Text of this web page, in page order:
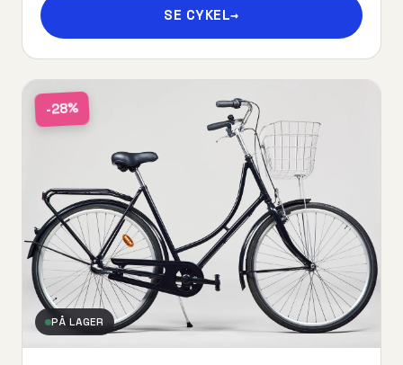
SE CYKEL→
-28%
PÅ LAGER